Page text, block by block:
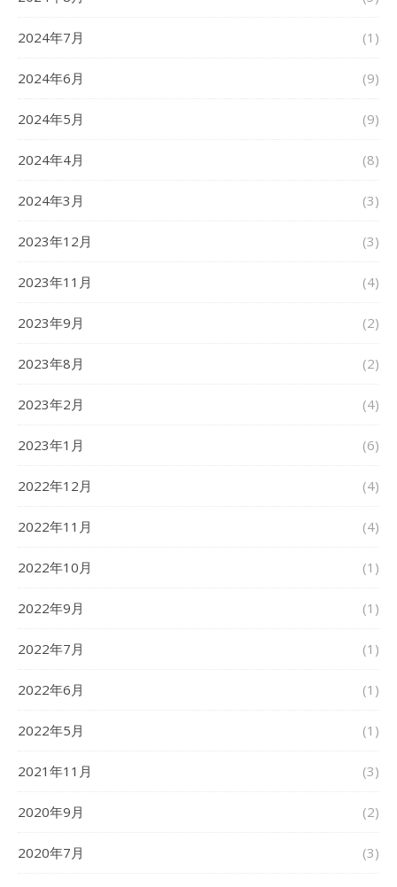
2024年7月 (1)
2024年6月 (9)
2024年5月 (9)
2024年4月 (8)
2024年3月 (3)
2023年12月 (3)
2023年11月 (4)
2023年9月 (2)
2023年8月 (2)
2023年2月 (4)
2023年1月 (6)
2022年12月 (4)
2022年11月 (4)
2022年10月 (1)
2022年9月 (1)
2022年7月 (1)
2022年6月 (1)
2022年5月 (1)
2021年11月 (3)
2020年9月 (2)
2020年7月 (3)